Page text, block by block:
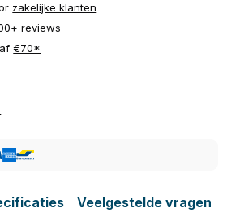
zakelijke klanten
reviews
€70*
Veelgestelde vragen